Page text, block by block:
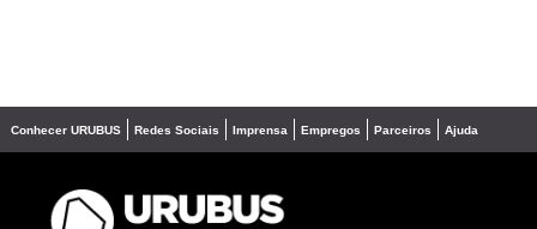
Conhecer URUBUS Redes Sociais Imprensa Empregos Parceiros Ajuda